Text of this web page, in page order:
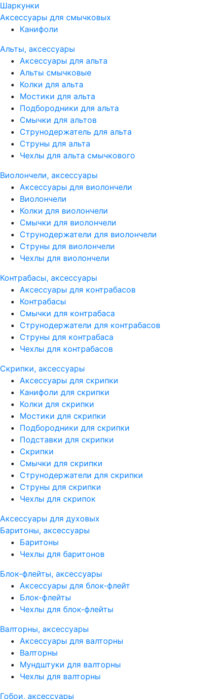
Шаркунки
Аксессуары для смычковых
Канифоли
Альты, аксессуары
Аксессуары для альта
Альты смычковые
Колки для альта
Мостики для альта
Подбородники для альта
Смычки для альтов
Струнодержатель для альта
Струны для альта
Чехлы для альта смычкового
Виолончели, аксессуары
Аксессуары для виолончели
Виолончели
Колки для виолончели
Смычки для виолончели
Струнодержатели для виолончели
Струны для виолончели
Чехлы для виолончели
Контрабасы, аксессуары
Аксессуары для контрабасов
Контрабасы
Смычки для контрабаса
Струнодержатели для контрабасов
Струны для контрабаса
Чехлы для контрабасов
Скрипки, аксессуары
Аксессуары для скрипки
Канифоли для скрипки
Колки для скрипки
Мостики для скрипки
Подбородники для скрипки
Подставки для скрипки
Скрипки
Смычки для скрипки
Струнодержатели для скрипки
Струны для скрипки
Чехлы для скрипок
Аксессуары для духовых
Баритоны, аксессуары
Баритоны
Чехлы для баритонов
Блок-флейты, аксессуары
Аксессуары для блок-флейт
Блок-флейты
Чехлы для блок-флейты
Валторны, аксессуары
Аксессуары для валторны
Валторны
Мундштуки для валторны
Чехлы для валторны
Гобои, аксессуары